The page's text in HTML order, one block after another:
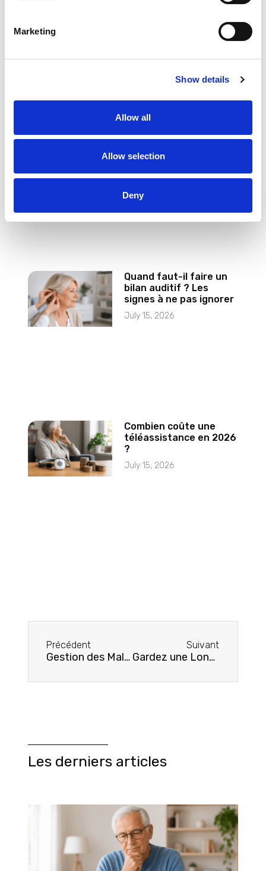
Marketing
Show details
Allow all
Allow selection
Deny
le guide complet pour
Quand faut-il faire un
bilan auditif ? Les
signes à ne pas ignorer
July 15, 2026
Combien coûte une
téléassistance en 2026
?
July 15, 2026
Précédent
Gestion des Maladies Chroniques chez les Seniors : Conseils et Rôle de la Mutuelle Santé
Suivant
Gardez une Longueur d’Avance sur la Santé : Votre Guide des Examens Essentiels Après 60 Ans
Les derniers articles